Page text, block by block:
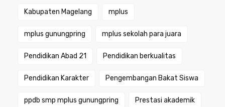
Kabupaten Magelang mplus
mplus gunungpring mplus sekolah para juara
Pendidikan Abad 21 Pendidikan berkualitas
Pendidikan Karakter Pengembangan Bakat Siswa
ppdb smp mplus gunungpring Prestasi akademik